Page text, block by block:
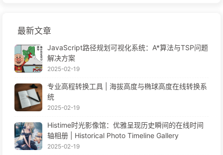
最新文章
JavaScript路径规划可视化系统：A*算法与TSP问题
解决方案
2025-02-19
专业高程转换工具 | 海拔高度与椭球高度在线转换系
统
2025-02-19
Histime时光影像馆：优雅呈现历史瞬间的在线时间
轴相册 | Historical Photo Timeline Gallery
2025-02-19